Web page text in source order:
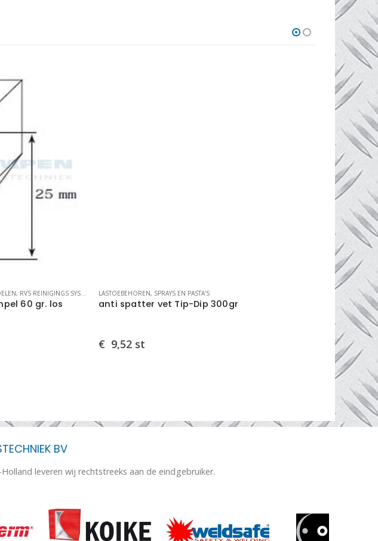
, RVS REINIGINGS SYSTEMEN
60 gr. los
LASTOEBEHOREN, SPRAYS EN PASTA'S
anti spatter vet Tip-Dip 300gr
€ 9,52 st
Bymat
compleet
€ 155,69
BV
leveren wij rechtstreeks aan de eindgebruiker.